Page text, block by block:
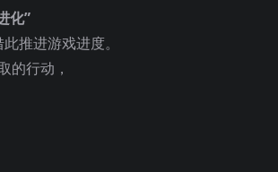
化”
推进游戏进度。
的行动，